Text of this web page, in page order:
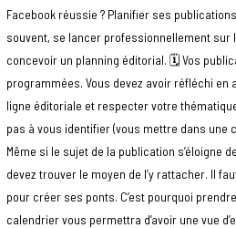
Facebook réussie ? Planifier ses
souvent, se lancer professionnellement sur
concevoir un planning éditorial. 🗓 Vos
programmées. Vous devez avoir réfléchi en
ligne éditoriale et respecter votre
pas à vous identifier (vous mettre dans une
Même si le sujet de la publication s’éloigne
devez trouver le moyen de l’y rattacher. Il
pour créer ses ponts. C’est pourquoi
calendrier vous permettra d’avoir une vue